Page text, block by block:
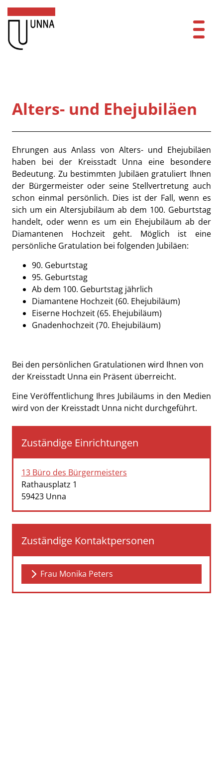
Zum Hauptinhalt springen
Zum Header
Zum Hauptinhalt
Zum Footer
Mitarbeitende A-Z
FAQ
Anmelden
Alters- und Ehejubiläen
Beschreibung
Ehrungen aus Anlass von Alters- und Ehejubiläen
haben bei der Kreisstadt Unna eine besondere
Bedeutung. Zu bestimmten Jubiläen gratuliert Ihnen
der Bürgermeister oder seine Stellvertretung auch
schon einmal persönlich. Dies ist der Fall, wenn es
sich um ein Altersjubiläum ab dem 100. Geburtstag
handelt, oder wenn es um ein Ehejubiläum ab der
Diamantenen Hochzeit geht. Möglich ist eine
persönliche Gratulation bei folgenden Jubiläen:
90. Geburtstag
95. Geburtstag
Ab dem 100. Geburtstag jährlich
Diamantene Hochzeit (60. Ehejubiläum)
Eiserne Hochzeit (65. Ehejubiläum)
Gnadenhochzeit (70. Ehejubiläum)
Bei den persönlichen Gratulationen wird Ihnen von
der Kreisstadt Unna ein Präsent überreicht.
Eine Veröffentlichung Ihres Jubiläums in den Medien
wird von der Kreisstadt Unna nicht durchgeführt.
Zuständige Einrichtungen
13 Büro des Bürgermeisters
Straße:
Rathausplatz Hausnummer:
1
PLZ:
59423 Ort:
Unna
Zuständige Kontaktpersonen
Frau Monika Peters